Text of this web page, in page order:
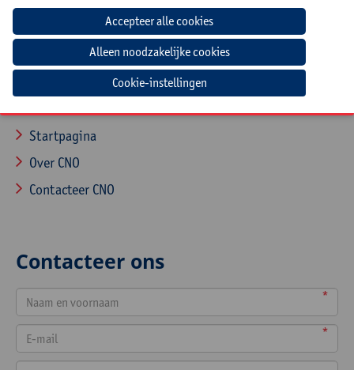
Navigatie
Startpagina
Over CNO
Contacteer CNO
Contacteer ons
*
*
Cookie-instellingen